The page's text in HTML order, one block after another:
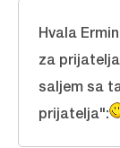
Hvala
za
saljem sa
prijatelja":